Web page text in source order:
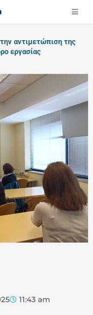
αντιμετώπιση της
εργασίας
11:43 am